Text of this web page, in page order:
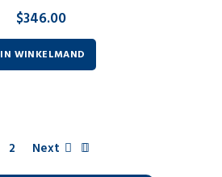
$346.00
IN WINKELMAND
2 Next